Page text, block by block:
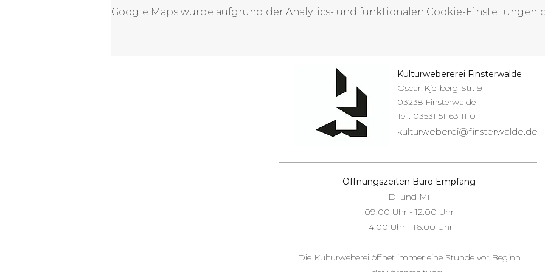
Google Maps wurde aufgrund der Analytics- und funktionalen Cookie-Einstellungen
Kulturwebererei Finsterwalde
Oscar-Kjellberg-Str. 9
03238 Finsterwalde
Tel.: 03531 51 63 11 0
kulturweberei@finsterwalde.de
Öffnungszeiten Büro Empfang
Di und Mi
09:00 Uhr - 12:00 Uhr
14:00 Uhr - 16:00 Uhr​
Die Kulturweberei öffnet immer eine Stunde vor Beginn